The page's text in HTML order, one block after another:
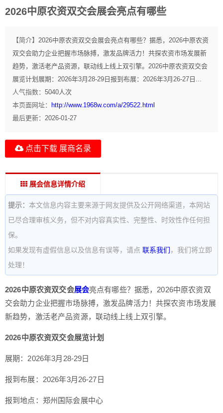
2026中原农资双交会展会亮点有哪些
【简介】 2026中原农资双交会展会亮点有哪些？据悉，2026中原农资
双交会助力企业把握市场脉搏，激发品牌活力！共探农资市场发展新
趋势，激活老产品资源，联动线上线上双引擎。2026中原农资双交会
展览计划展期：2026年3月28-29日报到布展：2026年3月26-27日...
人气指数： 5040人次
本页面网址：
http://www.1968w.com/a/29522.html
最后更新： 2026-01-27
点击下载 展商名录
展会信息详情介绍
提示： 本文信息内容主要来源于网友提供及公开网络渠道，本网站
已尽合理审核义务，但不对内容真实性、完整性、时效性作任何担
保。
如果发现有虚假信息以及信息有误等，请点 联系我们 ，我们将立即
处理！
2026中原农资双交会展会亮点有哪些？据悉，2026中原农资双
交会助力企业把握市场脉搏，激发品牌活力！共探农资市场发展
新趋势，激活老产品资源，联动线上线上双引擎。
2026中原农资双交会展览计划
展期：2026年3月28-29日
报到布展：2026年3月26-27日
报到地点：郑州国际会展中心